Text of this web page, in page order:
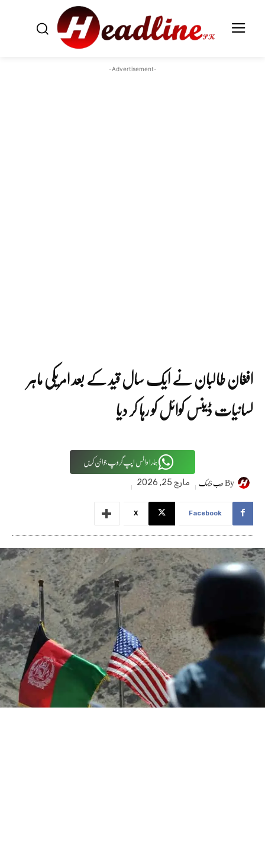
-Advertisement-
افغان طالبان نے ایک سال قید کے بعد امریکی ماہر
لسانیات ڈینس کوائل کو رہا کر دیا
ہمارا واٹس اپپ گروپ جوائن کریں
Byویب ڈیسک مارچ 25, 2026
Facebook
X